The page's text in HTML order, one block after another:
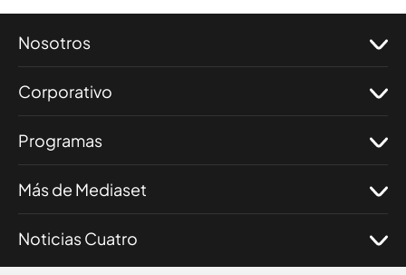
Nosotros
Corporativo
Programas
Más de Mediaset
Noticias Cuatro